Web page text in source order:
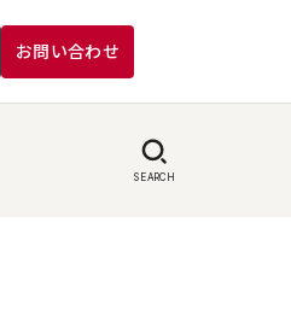
お問い合わせ
SEARCH